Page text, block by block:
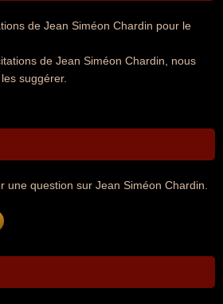
de Jean Siméon Chardin pour le
de Jean Siméon Chardin, nous
suggérer.
une question sur Jean Siméon Chardin.